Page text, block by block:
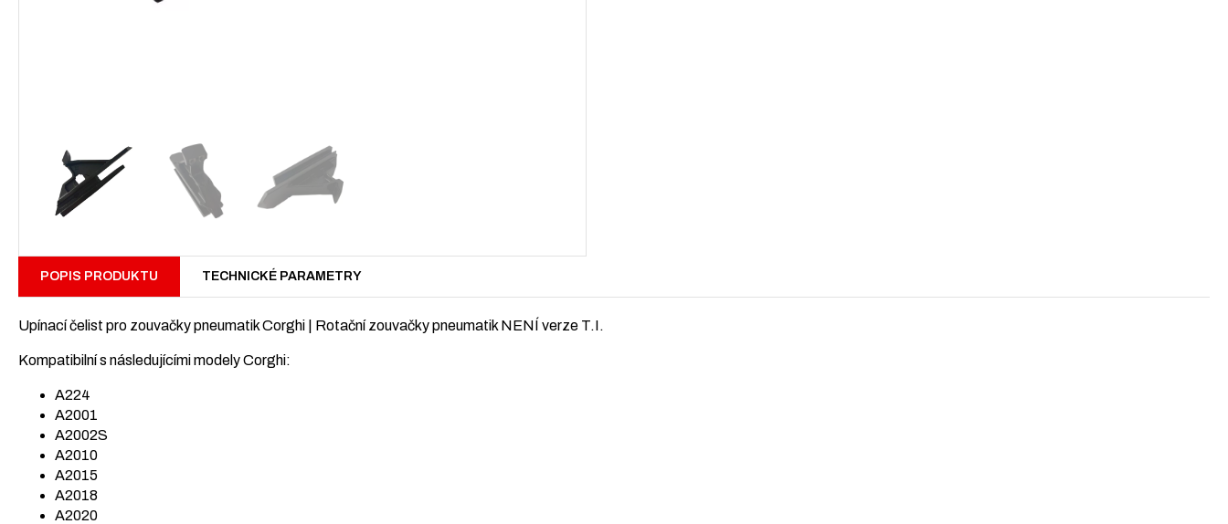
POPIS PRODUKTU TECHNICKÉ PARAMETRY
Upínací čelist pro zouvačky pneumatik Corghi | Rotační zouvačky pneumatik NENÍ verze T.I.
Kompatibilní s následujícími modely Corghi:
A224
A2001
A2002S
A2010
A2015
A2018
A2020